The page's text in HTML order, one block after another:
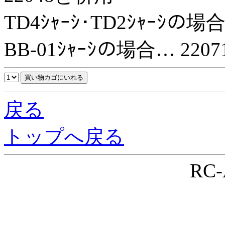
TD4ｼｬｰｼ･TD2ｼｬｰｼの場
BB-01ｼｬｰｼの場合…
戻る
トップへ戻る